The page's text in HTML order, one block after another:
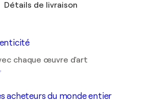
Détails de livraison
chaque œuvre d'art
acheteurs du monde entier